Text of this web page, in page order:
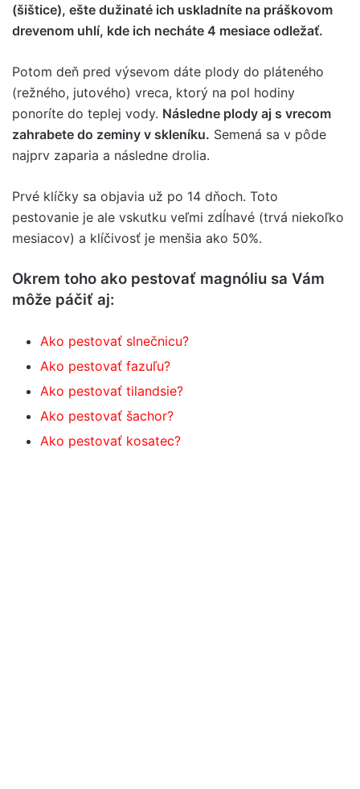
(šištice), ešte dužinaté ich uskladníte na práškovom
drevenom uhlí, kde ich necháte 4 mesiace odležať.
Potom deň pred výsevom dáte plody do pláteného
(režného, ​​jutového) vreca, ktorý na pol hodiny
ponoríte do teplej vody. Následne plody aj s vrecom
zahrabete do zeminy v skleníku. Semená sa v pôde
najprv zaparia a následne drolia.
Prvé klíčky sa objavia už po 14 dňoch. Toto
pestovanie je ale vskutku veľmi zdĺhavé (trvá niekoľko
mesiacov) a klíčivosť je menšia ako 50%.
Okrem toho ako pestovať magnóliu sa Vám
môže páčiť aj:
Ako pestovať slnečnicu?
Ako pestovať fazuľu?
Ako pestovať tilandsie?
Ako pestovať šachor?
Ako pestovať kosatec?